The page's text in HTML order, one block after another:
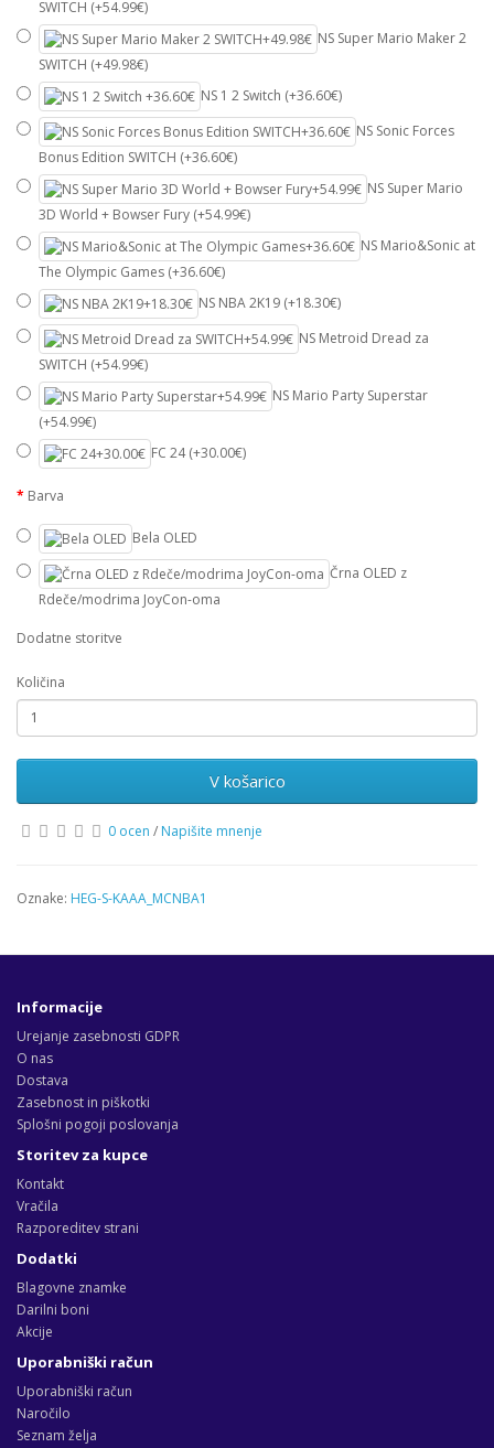
SWITCH (+54.99€)
NS Super Mario Maker 2
SWITCH (+49.98€)
NS 1 2 Switch (+36.60€)
NS Sonic Forces
Bonus Edition SWITCH (+36.60€)
NS Super Mario
3D World + Bowser Fury (+54.99€)
NS Mario&Sonic at
The Olympic Games (+36.60€)
NS NBA 2K19 (+18.30€)
NS Metroid Dread za
SWITCH (+54.99€)
NS Mario Party Superstar
(+54.99€)
FC 24 (+30.00€)
Barva
Bela OLED
Črna OLED z
Rdeče/modrima JoyCon-oma
Dodatne storitve
Količina
V košarico
0 ocen / Napišite mnenje
Oznake: HEG-S-KAAA_MCNBA1
Informacije
Urejanje zasebnosti GDPR
O nas
Dostava
Zasebnost in piškotki
Splošni pogoji poslovanja
Storitev za kupce
Kontakt
Vračila
Razporeditev strani
Dodatki
Blagovne znamke
Darilni boni
Akcije
Uporabniški račun
Uporabniški račun
Naročilo
Seznam želja